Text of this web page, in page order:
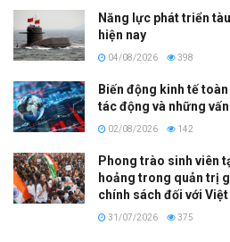
Năng lực phát triển
hiện nay
04/08/2026 398
Biến động kinh tế
tác động và những
02/08/2026 142
Phong trào sinh viên
hoảng trong quản trị
chính sách đối với Việt
31/07/2026 375